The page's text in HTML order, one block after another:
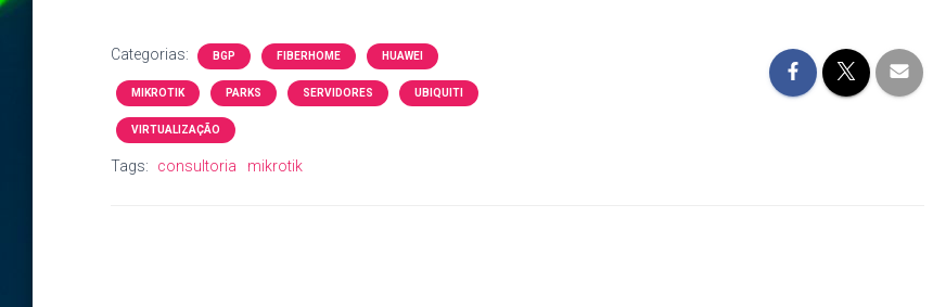
Categorias: BGP FIBERHOME HUAWEI
MIKROTIK PARKS SERVIDORES UBIQUITI
VIRTUALIZAÇÃO
Tags: consultoria mikrotik